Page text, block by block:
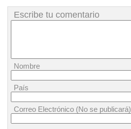
Escribe tu comentario
Nombre
País
Correo Electrónico (No se publicará)